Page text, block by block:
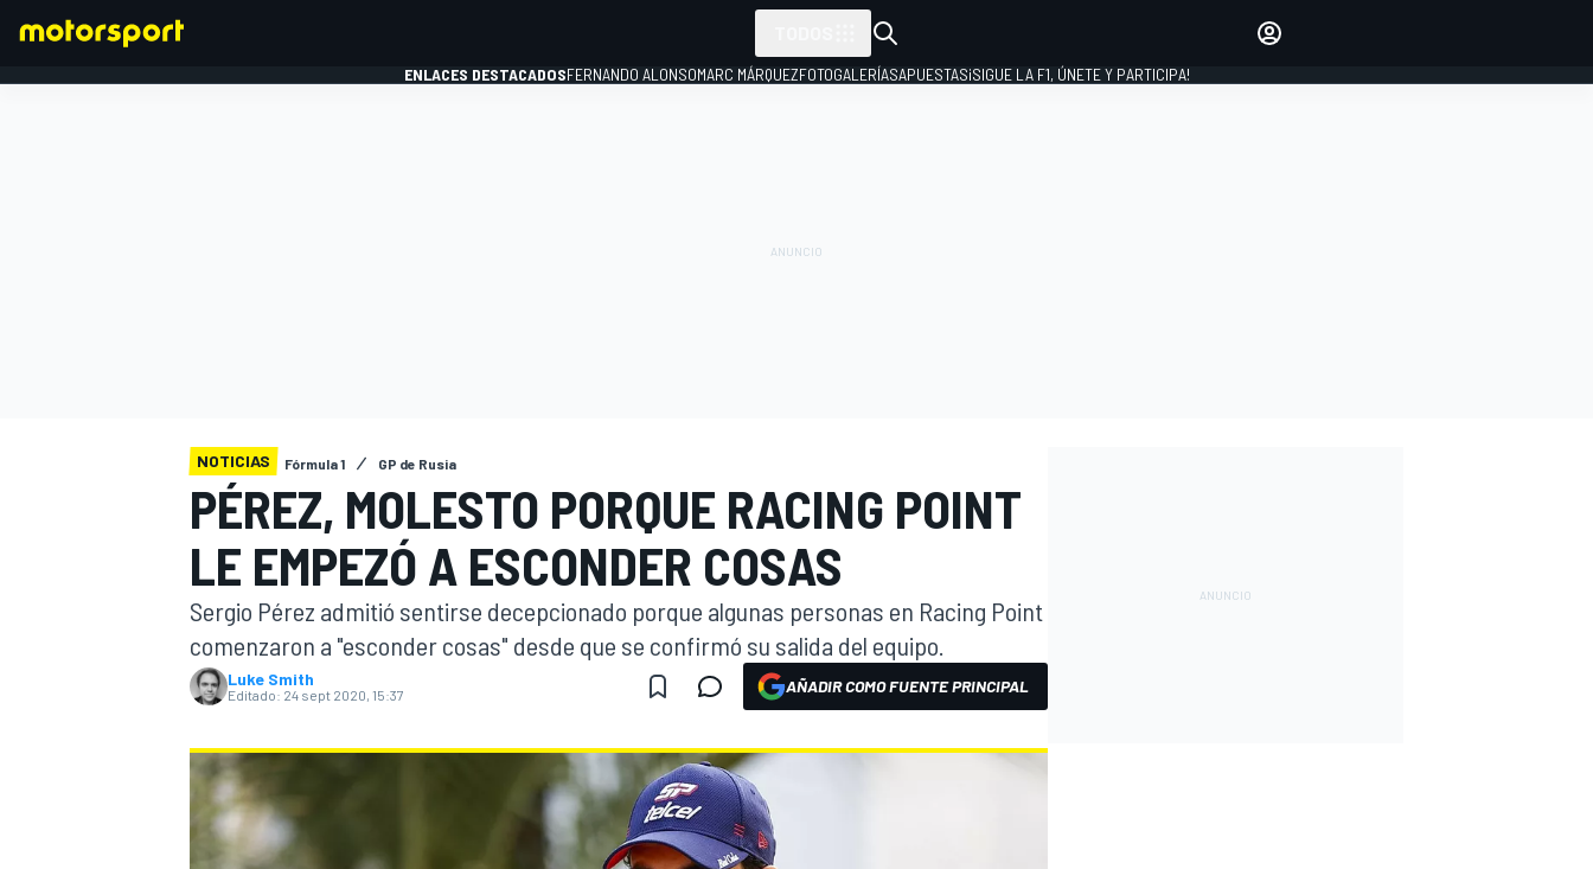
ENLACES DESTACADOSFERNANDO ALONSOMARC MÁRQUEZFOTOGALERÍASAPUESTAS¡SIGUE LA F1, ÚNETE Y PARTICIPA!
NOTICIAS Fórmula 1 GP de Rusia
PÉREZ, MOLESTO PORQUE RACING POINT
LE EMPEZÓ A ESCONDER COSAS
Sergio Pérez admitió sentirse decepcionado porque algunas personas en Racing Point
comenzaron a "esconder cosas" desde que se confirmó su salida del equipo.
Luke Smith
Editado: 24 sept 2020, 15:37 AÑADIR COMO FUENTE PRINCIPAL